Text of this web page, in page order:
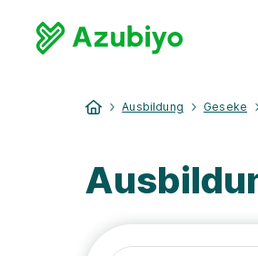
Ausbildung Geseke